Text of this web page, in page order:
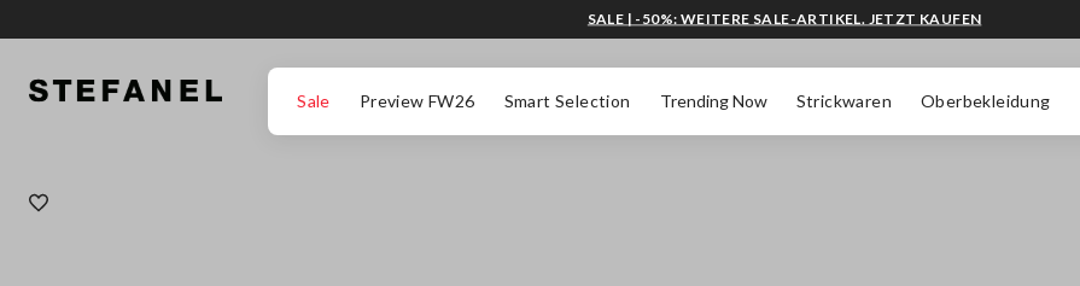
Sale Preview FW26 Smart Selection Trending Now Strickwaren Oberbekleidung
SALE | -50%: WEITERE SALE-ARTIKEL. JETZT KAUFEN